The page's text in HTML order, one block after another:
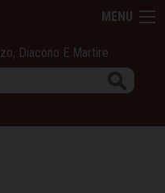
MENU
Diacono E Martire